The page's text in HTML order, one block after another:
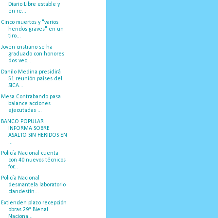
Diario Libre estable y
en re...
Cinco muertos y "varios
heridos graves" en un
tiro...
Joven cristiano se ha
graduado con honores
dos vec...
Danilo Medina presidirá
51 reunión países del
SICA...
Mesa Contrabando pasa
balance acciones
ejecutadas ...
BANCO POPULAR
INFORMA SOBRE
ASALTO SIN HERIDOS EN
...
Policía Nacional cuenta
con 40 nuevos técnicos
for...
Policía Nacional
desmantela laboratorio
clandestin...
Extienden plazo recepción
obras 29ª Bienal
Naciona...